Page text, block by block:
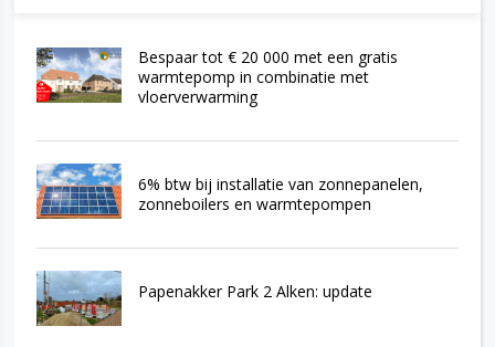
Bespaar tot € 20 000 met een gratis
warmtepomp in combinatie met
vloerverwarming
6% btw bij installatie van zonnepanelen,
zonneboilers en warmtepompen
Papenakker Park 2 Alken: update